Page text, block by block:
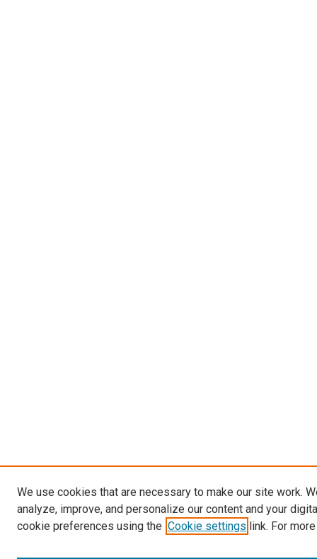
We use cookies that are necessary to make our site work.
analyze, improve, and personalize our content and your
cookie preferences using the Cookie settings link. For